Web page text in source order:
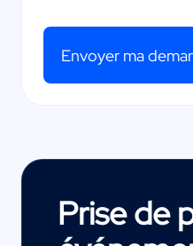
Envoyer ma
Prise de